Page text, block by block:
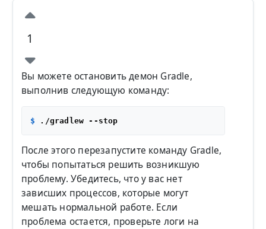
1
Вы можете остановить демон Gradle,
выполнив следующую команду:
$
После этого перезапустите команду Gradle,
чтобы попытаться решить возникшую
проблему. Убедитесь, что у вас нет
зависших процессов, которые могут
мешать нормальной работе. Если
проблема остается, проверьте логи на